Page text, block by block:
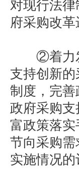
对现行法
府采购改革
②着力发
支持创新
制度，完
政府采购
富政策落
节向采购
实施情况